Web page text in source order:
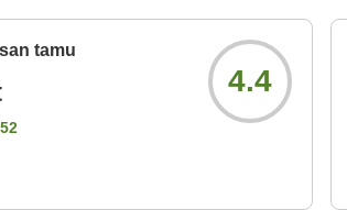
tamu
4.4